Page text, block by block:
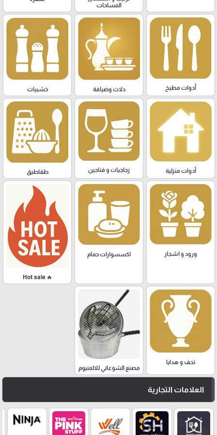
المساحات
أدوات مطبخ دلات وضيافة خشبيات
أدوات منزلية زجاجيات و فناجين طقاطيق
ورود و اشجار اكسسوارات حمام
🔥 Hot sale
تحف و هدايا
مصنع الشوعاني للالمنيوم
العلامات التجارية